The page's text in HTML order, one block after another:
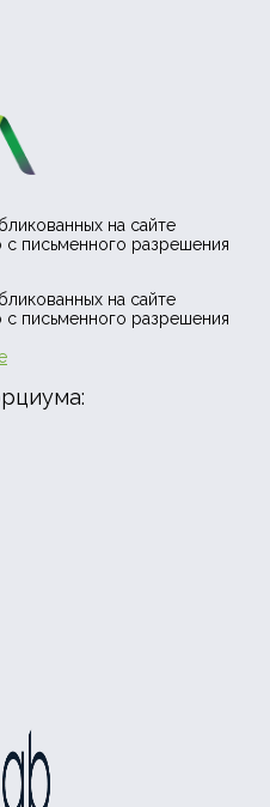
на сайте
письменного разрешения
на сайте
письменного разрешения